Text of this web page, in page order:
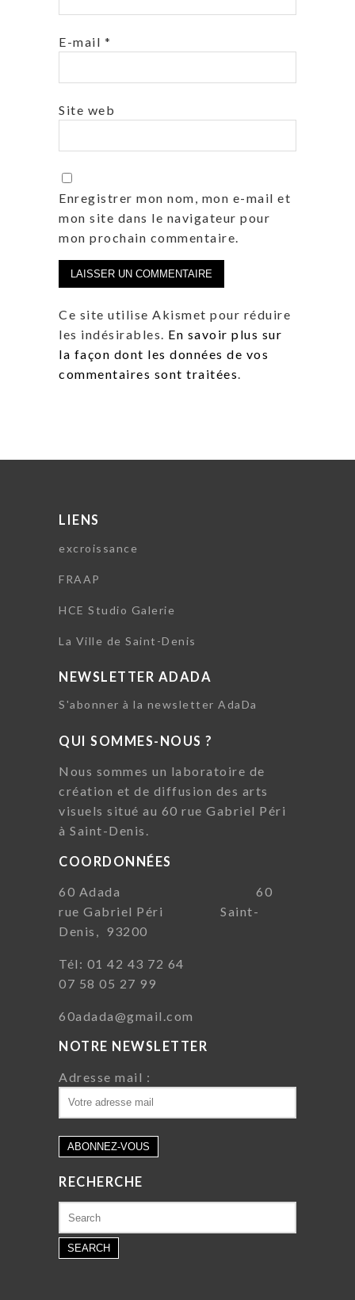
E-mail *
Site web
Enregistrer mon nom, mon e-mail et
mon site dans le navigateur pour
mon prochain commentaire.
Ce site utilise Akismet pour réduire
les indésirables. En savoir plus sur
la façon dont les données de vos
commentaires sont traitées.
LIENS
excroissance
FRAAP
HCE Studio Galerie
La Ville de Saint-Denis
NEWSLETTER ADADA
S'abonner à la newsletter AdaDa
QUI SOMMES-NOUS ?
Nous sommes un laboratoire de
création et de diffusion des arts
visuels situé au 60 rue Gabriel Péri
à Saint-Denis.
COORDONNÉES
60 Adada 60
rue Gabriel Péri Saint-
Denis, 93200
Tél: 01 42 43 72 64
07 58 05 27 99
60adada@gmail.com
NOTRE NEWSLETTER
Adresse mail :
RECHERCHE
for: